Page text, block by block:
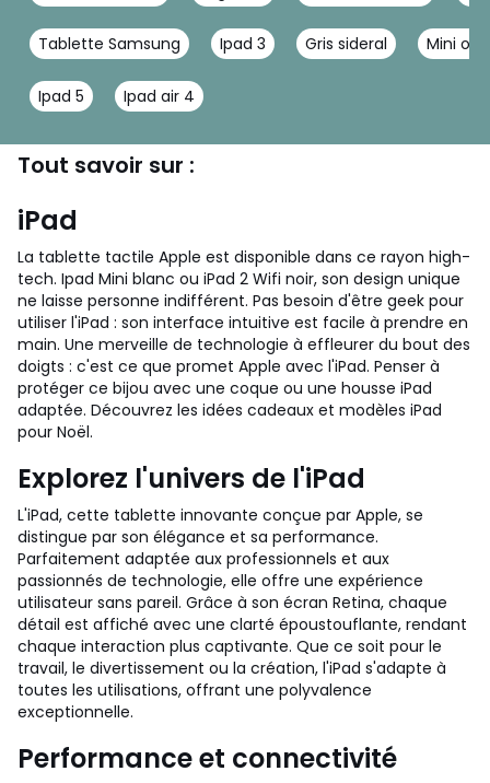
Tablette Samsung Ipad 3 Gris sideral Mini
Ipad 5 Ipad air 4
Tout savoir sur :
iPad
La tablette tactile Apple est disponible dans ce rayon high-
tech. Ipad Mini blanc ou iPad 2 Wifi noir, son design unique
ne laisse personne indifférent. Pas besoin d'être geek pour
utiliser l'iPad : son interface intuitive est facile à prendre en
main. Une merveille de technologie à effleurer du bout des
doigts : c'est ce que promet Apple avec l'iPad. Penser à
protéger ce bijou avec une coque ou une housse iPad
adaptée. Découvrez les idées cadeaux et modèles iPad
pour Noël.
Explorez l'univers de l'iPad
L'iPad, cette tablette innovante conçue par Apple, se
distingue par son élégance et sa performance.
Parfaitement adaptée aux professionnels et aux
passionnés de technologie, elle offre une expérience
utilisateur sans pareil. Grâce à son écran Retina, chaque
détail est affiché avec une clarté époustouflante, rendant
chaque interaction plus captivante. Que ce soit pour le
travail, le divertissement ou la création, l'iPad s'adapte à
toutes les utilisations, offrant une polyvalence
exceptionnelle.
Performance et connectivité